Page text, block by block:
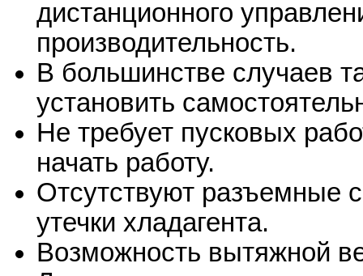
дистанционного
производительность.
В большинстве случаев
установить
Не требует пусковых
начать работу.
Отсутствуют разъемные
утечки хладагента.
Возможность вытяжной